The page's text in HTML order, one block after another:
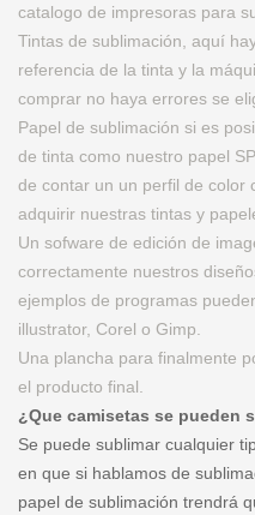
catalogo de impresoras para
Tintas de sublimación, aquí
referencia de la tinta y la
comprar no haya errores se
Papel de sublimación si es
de tinta como nuestro papel
de contar un un perfil de color
adquirir nuestras tintas y
Un sofware de edición de
correctamente nuestros
ejemplos de programas
illustrator, Corel o Gimp.
Una plancha para finalmente
el producto final.
¿Que camisetas se pueden
Se puede sublimar cualquier
en que si hablamos de
papel de sublimación trendrá